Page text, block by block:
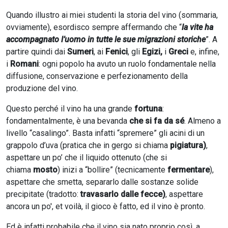
Quando illustro ai miei studenti la storia del vino (sommaria,
ovviamente), esordisco sempre affermando che “la vite ha
accompagnato l’uomo in tutte le sue migrazioni storiche”. A
partire quindi dai Sumeri, ai Fenici, gli Egizi, i Greci e, infine,
i Romani: ogni popolo ha avuto un ruolo fondamentale nella
diffusione, conservazione e perfezionamento della
produzione del vino.
Questo perché il vino ha una grande fortuna:
fondamentalmente, è una bevanda che si fa da sé. Almeno a
livello “casalingo”. Basta infatti “spremere” gli acini di un
grappolo d’uva (pratica che in gergo si chiama pigiatura),
aspettare un po’ che il liquido ottenuto (che si
chiama mosto) inizi a “bollire” (tecnicamente fermentare),
aspettare che smetta, separarlo dalle sostanze solide
precipitate (tradotto:travasarlo dalle fecce), aspettare
ancora un po', et voilà, il gioco è fatto, ed il vino è pronto.